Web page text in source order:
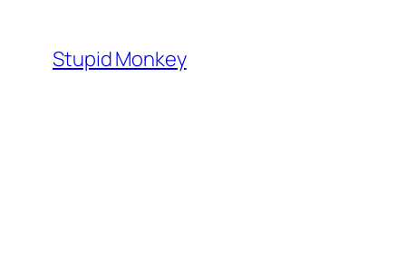
content
Stupid Monkey